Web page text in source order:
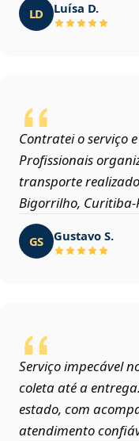
LD Luísa D.
Contratei o serviço
Profissionais
transporte
Bigorrilho,
GS Gustavo S.
Serviço impecável
coleta até a
estado, com
atendimento